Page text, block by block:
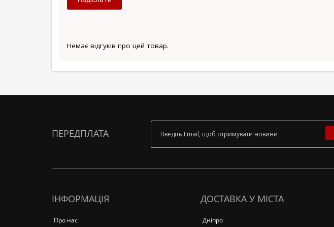
Немає відгуків про цей товар.
ПЕРЕДПЛАТА
ІНФОРМАЦІЯ
Про нас
ДОСТАВКА У МІСТА
Дніпро